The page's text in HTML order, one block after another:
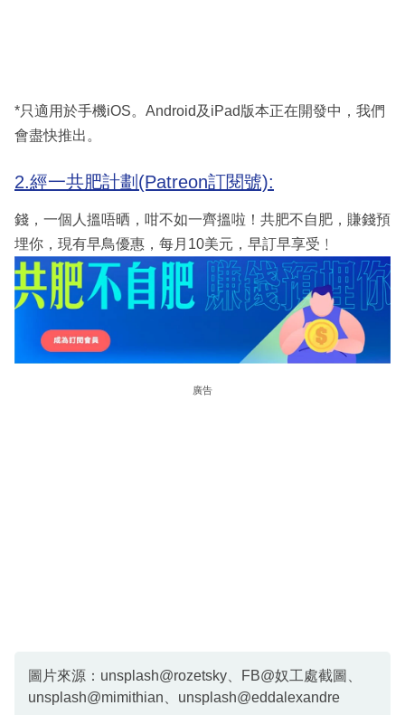
*只適用於手機iOS。Android及iPad版本正在開發中，我們
會盡快推出。
2.經一共肥計劃(Patreon訂閱號):
錢，一個人搵唔晒，咁不如一齊搵啦！共肥不自肥，賺錢預
埋你，現有早鳥優惠，每月10美元，早訂早享受﹗
廣告
圖片來源：unsplash@rozetsky、FB@奴工處截圖、
unsplash@mimithian、unsplash@eddalexandre